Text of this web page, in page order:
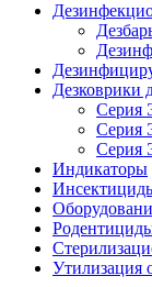
Дезковрики
Серия
Серия
Серия
Индикаторы
Утилизация